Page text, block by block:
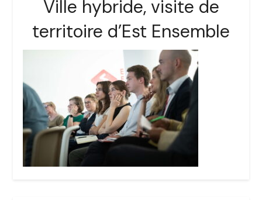
Ville hybride, visite de
territoire d’Est Ensemble